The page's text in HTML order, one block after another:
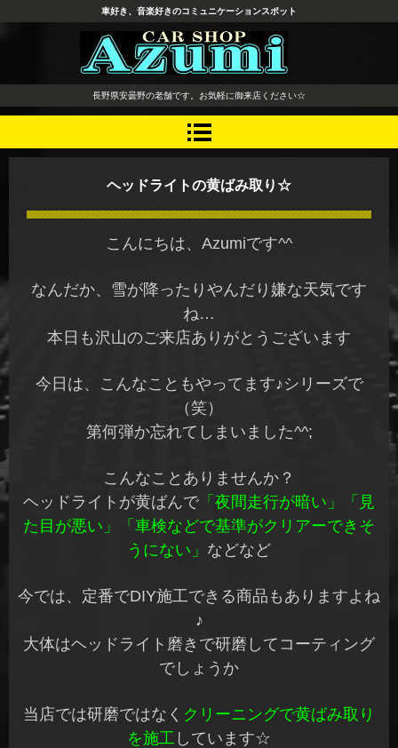
長野県 安曇野市 タイヤ ホ
イール デッドニング カーオ
ーディオ レカロシート
車好き、音楽好きのコミュニケーションスポット
長野県安曇野の老舗です。お気軽に御来店ください☆
ヘッドライトの黄ばみ取り☆
こんにちは、Azumiです^^
なんだか、雪が降ったりやんだり嫌な天気です
ね…
本日も沢山のご来店ありがとうございます
今日は、こんなこともやってます♪シリーズで
（笑）
第何弾か忘れてしまいました^^;
こんなことありませんか？
ヘッドライトが黄ばんで「夜間走行が暗い」「見
た目が悪い」「車検などで基準がクリアーできそ
うにない」 などなど
今では、定番でDIY施工できる商品もありますよね
♪
大体はヘッドライト磨きで研磨してコーティング
でしょうか
当店では研磨ではなく クリーニングで黄ばみ取り
を施工 しています☆